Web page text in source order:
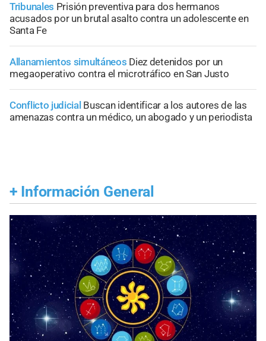
Tribunales Prisión preventiva para dos hermanos
acusados por un brutal asalto contra un adolescente en
Santa Fe
Allanamientos simultáneos Diez detenidos por un
megaoperativo contra el microtráfico en San Justo
Conflicto judicial Buscan identificar a los autores de las
amenazas contra un médico, un abogado y un periodista
+ Información General